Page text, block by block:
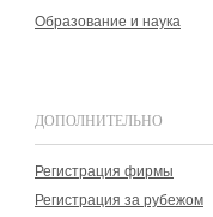
Образование и наука
ДОПОЛНИТЕЛЬНО
Регистрация фирмы
Регистрация за рубежом